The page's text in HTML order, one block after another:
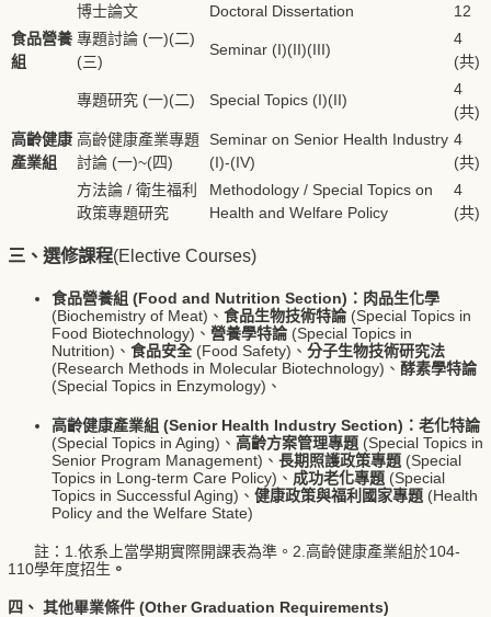
博士論文
Doctoral Dissertation
12
食品營養
組
專題討論 (一)(二)
(三)
Seminar (I)(II)(III)
4
(共)
專題研究 (一)(二) Special Topics (I)(II)
4
(共)
高齡健康
產業組
高齡健康產業專題
討論 (一)~(四)
Seminar on Senior Health Industry
(I)-(IV)
4
(共)
方法論 / 衛生福利
政策專題研究
Methodology / Special Topics on
Health and Welfare Policy
4
(共)
三、選修課程(Elective Courses)
食品營養組 (Food and Nutrition Section)： 肉品生化學
(Biochemistry of Meat)、 食品生物技術特論 (Special Topics in
Food Biotechnology)、 營養學特論 (Special Topics in
Nutrition)、 食品安全 (Food Safety)、 分子生物技術研究法
(Research Methods in Molecular Biotechnology)、 酵素學特論
(Special Topics in Enzymology)、
高齡健康產業組 (Senior Health Industry Section)： 老化特論
(Special Topics in Aging)、 高齡方案管理專題 (Special Topics in
Senior Program Management)、 長期照護政策專題 (Special
Topics in Long-term Care Policy)、 成功老化專題 (Special
Topics in Successful Aging)、 健康政策與福利國家專題 (Health
Policy and the Welfare State)
註：1.依系上當學期實際開課表為準。2.高齡健康產業組於104-
110學年度招生 。
四、 其他畢業條件 (Other Graduation Requirements)